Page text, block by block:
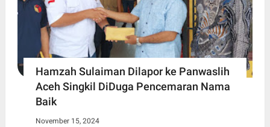
Hamzah Sulaiman Dilapor ke Panwaslih
Aceh Singkil DiDuga Pencemaran Nama
Baik
November 15, 2024